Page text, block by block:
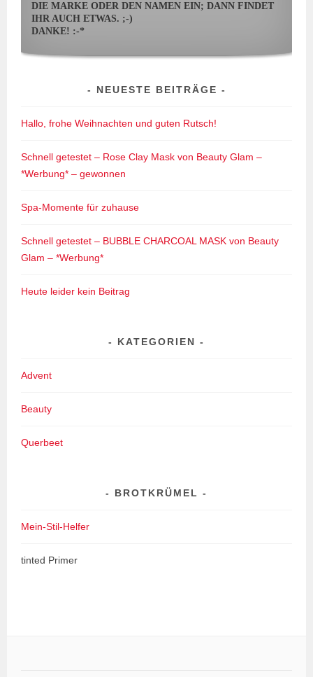
DIE MARKE ODER DEN NAMEN EIN; DANN FINDET
IHR AUCH ETWAS. ;-)
DANKE! :-*
NEUESTE BEITRÄGE
Hallo, frohe Weihnachten und guten Rutsch!
Schnell getestet – Rose Clay Mask von Beauty Glam –
*Werbung* – gewonnen
Spa-Momente für zuhause
Schnell getestet – BUBBLE CHARCOAL MASK von Beauty
Glam – *Werbung*
Heute leider kein Beitrag
KATEGORIEN
Advent
Beauty
Querbeet
BROTKRÜMEL
Mein-Stil-Helfer
tinted Primer